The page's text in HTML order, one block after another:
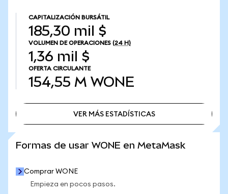
CAPITALIZACIÓN BURSÁTIL
185,30 mil $
VOLUMEN DE OPERACIONES (24 H)
1,36 mil $
OFERTA CIRCULANTE
154,55 M WONE
VER MÁS ESTADÍSTICAS
Formas de usar WONE en MetaMask
Comprar WONE
Empieza en pocos pasos.